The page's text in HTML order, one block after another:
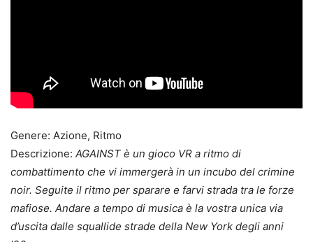
Genere: Azione, Ritmo
Descrizione: AGAINST è un gioco VR a ritmo di
combattimento che vi immergerà in un incubo del crimine
noir. Seguite il ritmo per sparare e farvi strada tra le forze
mafiose. Andare a tempo di musica è la vostra unica via
d’uscita dalle squallide strade della New York degli anni